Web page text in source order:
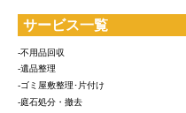
サービス一覧
-不用品回収
-遺品整理
-ゴミ屋敷整理･片付け
-庭石処分・撤去